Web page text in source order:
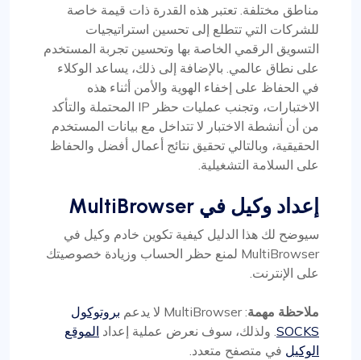
مناطق مختلفة. تعتبر هذه القدرة ذات قيمة خاصة
للشركات التي تتطلع إلى تحسين استراتيجيات
التسويق الرقمي الخاصة بها وتحسين تجربة المستخدم
على نطاق عالمي. بالإضافة إلى ذلك، يساعد الوكلاء
في الحفاظ على إخفاء الهوية والأمن أثناء هذه
الاختبارات، وتجنب عمليات حظر IP المحتملة والتأكد
من أن أنشطة الاختبار لا تتداخل مع بيانات المستخدم
الحقيقية، وبالتالي تحقيق نتائج أعمال أفضل والحفاظ
على السلامة التشغيلية.
إعداد وكيل في MultiBrowser
سيوضح لك هذا الدليل كيفية تكوين خادم وكيل في
MultiBrowser لمنع حظر الحساب وزيادة خصوصيتك
على الإنترنت.
ملاحظة مهمة: MultiBrowser لا يدعم
بروتوكول
SOCKS. ولذلك، سوف نعرض عملية إعداد الموقع
الوكيل في متصفح متعدد.